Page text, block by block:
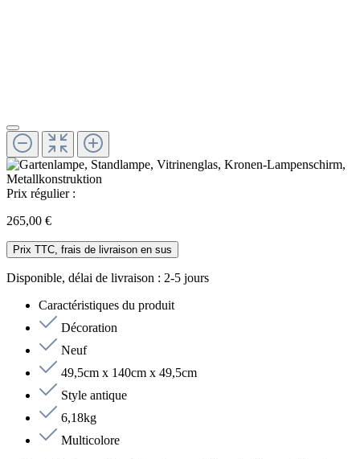
Prix régulier :
265,00 €
Prix TTC, frais de livraison en sus
Disponible, délai de livraison : 2-5 jours
Caractéristiques du produit
Décoration
Neuf
49,5cm x 140cm x 49,5cm
Style antique
6,18kg
Multicolore